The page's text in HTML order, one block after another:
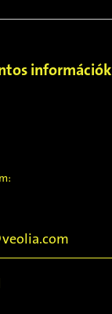
információk